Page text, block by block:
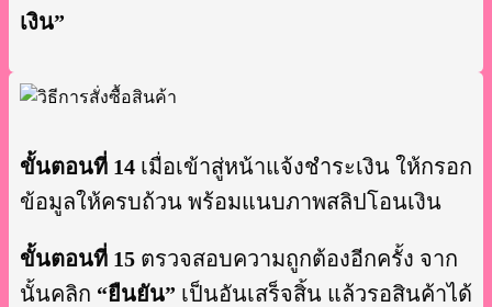
เงิน”
ขั้นตอนที่ 14 เมื่อเข้าสู่หน้าแจ้งชำระเงิน ให้กรอก
ข้อมูลให้ครบถ้วน พร้อมแนบภาพสลิปโอนเงิน
ขั้นตอนที่ 15 ตรวจสอบความถูกต้องอีกครั้ง จาก
นั้นคลิก “ยืนยัน” เป็นอันเสร็จสิ้น แล้วรอสินค้าได้